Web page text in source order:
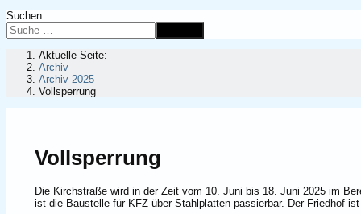
Suchen
Aktuelle Seite:
Archiv
Archiv 2025
Vollsperrung
Vollsperrung
Die Kirchstraße wird in der Zeit vom 10. Juni bis 18. Juni 2025 im
ist die Baustelle für KFZ über Stahlplatten passierbar. Der Friedhof